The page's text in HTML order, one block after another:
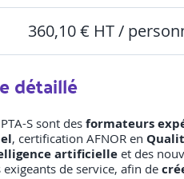
360,10 € HT /
détaillé
S sont desformateurs
, certification AFNOR en
artificielle et des
de service, afin de